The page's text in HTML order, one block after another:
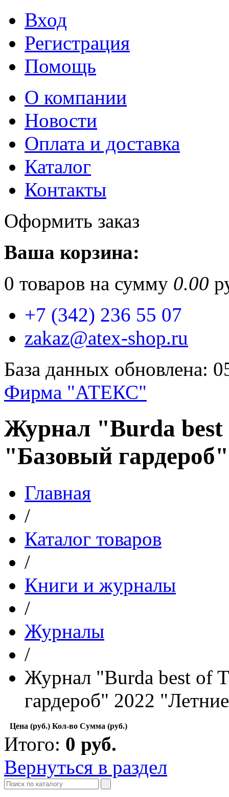
Вход
Регистрация
Помощь
О компании
Новости
Оплата и доставка
Каталог
Контакты
Оформить заказ
Ваша корзина:
0 товаров на сумму 0.00
+7 (342) 236 55 07
zakaz@atex-shop.ru
База данных обновлена:
Фирма "АТЕКС"
Журнал "Burda best
"Базовый
Главная
/
Каталог товаров
/
Книги и журналы
/
Журналы
/
Журнал "Burda best of
гардероб" 2022
Цена (руб.) Кол-во Сумма (руб.)
Итого: 0 руб.
Вернуться в раздел